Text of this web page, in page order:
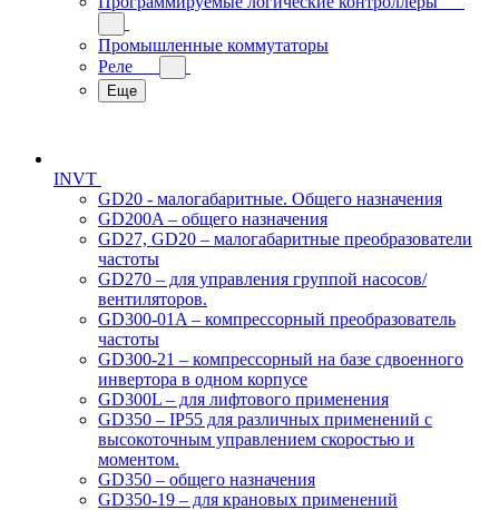
Промышленные коммутаторы
Реле
Еще
INVT
GD20 - малогабаритные. Общего назначения
GD200A – общего назначения
GD27, GD20 – малогабаритные преобразователи
частоты
GD270 – для управления группой насосов/
вентиляторов.
GD300-01A – компрессорный преобразователь
частоты
GD300-21 – компрессорный на базе сдвоенного
инвертора в одном корпусе
GD300L – для лифтового применения
GD350 – IP55 для различных применений с
высокоточным управлением скоростью и
моментом.
GD350 – общего назначения
GD350-19 – для крановых применений